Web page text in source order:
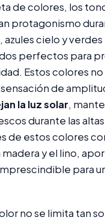
de colores, los
protagonismo
azules cielo y
perfectos para
Estos colores no
de
la luz solar,
durante las
de estos colores
y el lino,
para
no se limita tan